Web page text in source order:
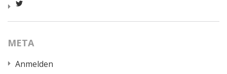
anzeigen
META
Anmelden